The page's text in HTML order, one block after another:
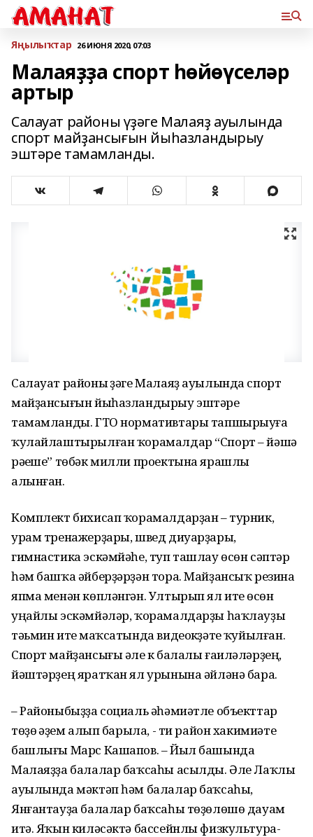
Яңылыҡтар 26 ИЮНЯ 2020, 07:03
Малаяҙҙа спорт һөйөүселәр
артыр
Салауат районы үҙәге Малаяҙ ауылында
спорт майҙансығын йыһазландырыу
эштәре тамамланды.
Салауат районы үҙәге Малаяҙ ауылында спорт
майҙансығын йыһазландырыу эштәре
тамамланды. ГТО нормативтары тапшырыуға
ҡулайлаштырылған ҡорамалдар “Спорт – йәшәү
рәүеше” төбәк милли проектына ярашлы
алынған.
Комплект бихисап ҡорамалдарҙан – турник,
урам тренажерҙары, швед диуарҙары,
гимнастика эскәмйәһе, туп ташлау өсөн сәптәр
һәм башҡа әйберҙәрҙән тора. Майҙансыҡ резина
япма менән көпләнгән. Ултырып ял итеү өсөн
уңайлы эскәмйәләр, ҡорамалдарҙы һаҡлауҙы
тәьмин итеү маҡсатында видеокүҙәтеү ҡуйылған.
Спорт майҙансығы әле үк балалы ғаиләләрҙең,
йәштәрҙең яратҡан ял урынына әйләнә бара.
– Районыбыҙҙа социаль әһәмиәтле объекттар
төҙөү әүҙем алып барыла, - ти район хакимиәте
башлығы Марс Кашапов. – Йыл башында
Малаяҙҙа балалар баҡсаһы асылды. Әле Лаҡлы
ауылында мәктәп һәм балалар баҡсаһы,
Янғантауҙа балалар баҡсаһы төҙөлөшө дауам
итә. Яҡын киләсәктә бассейнлы физкультура-